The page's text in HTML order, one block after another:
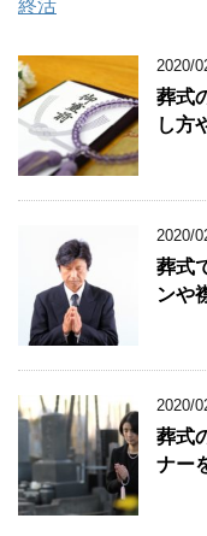
終活
2020/
葬式
し方
2020/
葬式
ンや
2020/
葬式
ナー